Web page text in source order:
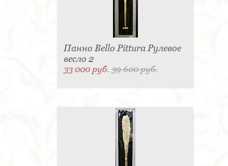
Панно Bello Pittura Рулевое
весло 2
33 000 руб.39 600 руб.